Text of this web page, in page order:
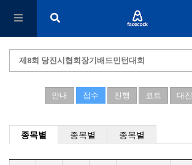
제8회 당진시협회장기배드민턴대회
안내 접수 진행 코트 대진
종목별 종목별 종목별